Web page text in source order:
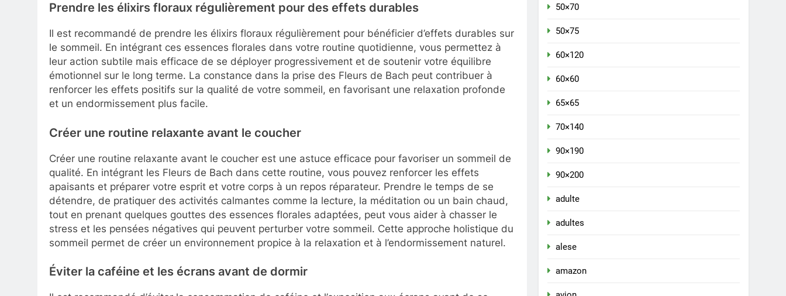
Prendre les élixirs floraux régulièrement pour des effets durables
Il est recommandé de prendre les élixirs floraux régulièrement pour bénéficier d’effets durables sur
le sommeil. En intégrant ces essences florales dans votre routine quotidienne, vous permettez à
leur action subtile mais efficace de se déployer progressivement et de soutenir votre équilibre
émotionnel sur le long terme. La constance dans la prise des Fleurs de Bach peut contribuer à
renforcer les effets positifs sur la qualité de votre sommeil, en favorisant une relaxation profonde
et un endormissement plus facile.
Créer une routine relaxante avant le coucher
Créer une routine relaxante avant le coucher est une astuce efficace pour favoriser un sommeil de
qualité. En intégrant les Fleurs de Bach dans cette routine, vous pouvez renforcer les effets
apaisants et préparer votre esprit et votre corps à un repos réparateur. Prendre le temps de se
détendre, de pratiquer des activités calmantes comme la lecture, la méditation ou un bain chaud,
tout en prenant quelques gouttes des essences florales adaptées, peut vous aider à chasser le
stress et les pensées négatives qui peuvent perturber votre sommeil. Cette approche holistique du
sommeil permet de créer un environnement propice à la relaxation et à l’endormissement naturel.
Éviter la caféine et les écrans avant de dormir
50×70
50×75
60×120
60×60
65×65
70×140
90×190
90×200
adulte
adultes
alese
amazon